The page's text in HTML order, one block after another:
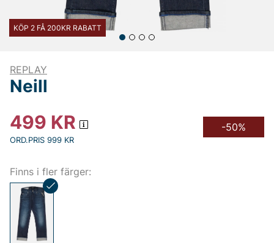
KÖP 2 FÅ 200KR RABATT
REPLAY
Neill
499 KR
ORD.PRIS 999 KR
-50%
Finns i fler färger: